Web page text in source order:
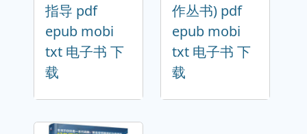
指导 pdf
epub mobi
txt 电子书 下
载
作丛书) pdf
epub mobi
txt 电子书 下
载